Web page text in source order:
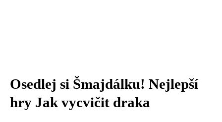
Osedlej si Šmajdálku! Nejlepší
hry Jak vycvičit draka